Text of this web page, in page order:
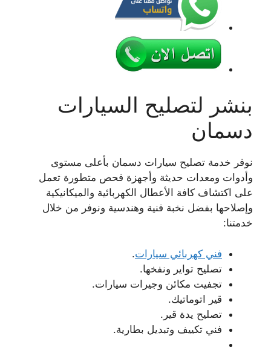
بنشر لتصليح السيارات
دسمان
نوفر خدمة تصليح سيارات دسمان بأعلى مستوى
وأدوات ومعدات حديثة وأجهزة فحص متطورة تعمل
على اكتشاف كافة الأعطال الكهربائية والميكانيكية
وإصلاحها بفضل نخبة فنية وهندسية ونوفر من خلال
خدمتنا:
فني كهربائي سيارات.
تصليح تواير ونفخها.
تجفيت مكائن وجيرات سيارات.
قير اتوماتيك.
تصليح يدة قير.
فني تكييف وتبديل بطارية.